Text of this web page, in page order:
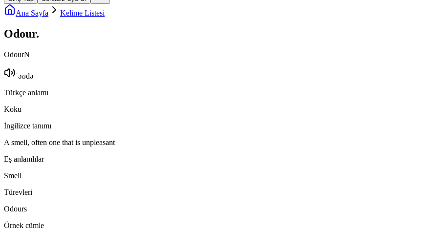
Ana Sayfa Kelime Listesi
Odour.
OdourN
ˈəʊdə
Türkçe anlamı
Koku
İngilizce tanımı
A smell, often one that is unpleasant
Eş anlamlılar
Smell
Türevleri
Odours
Örnek cümle